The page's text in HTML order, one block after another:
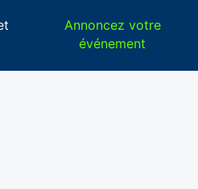
Annoncez votre
événement